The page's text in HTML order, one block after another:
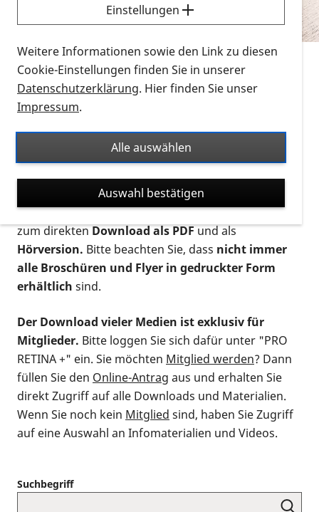
suchen und dieses bestellen bzw. herunterladen
können? Schauen Sie sich dieErklärvideos zum
Thema Infomaterial auf der PRO RETINA-Website
für blinde und sehbehinderte Menschen an.
Auf dieser Seite finden Sie sämtliches Infomaterial
Ort. Nutzen Sie den Formatfilter, um ausschließlich
nach Flyern und Broschüren, Audios oder Videos zu
suchen. Die meisten Flyer und Broschüren werden in
verschiedenen Formaten angeboten: zur
postalischen Bestellung als gedruckte Variante
zum direktenDownload als PDFund als
Hörversion. Bitte beachten Sie, dass nicht immer
alle Broschüren und Flyer in gedruckter Form
erhältlich sind.
Der Download vieler Medien ist exklusiv für
Mitglieder. Bitte loggen Sie sich dafür unter "PRO
RETINA +" ein. Sie möchten Mitglied werden? Dann
füllen Sie den Online-Antrag aus und erhalten Sie
direkt Zugriff auf alle Downloads und Materialien.
Wenn Sie noch kein Mitglied sind, haben Sie Zugriff
auf eine Auswahl an Infomaterialien und Videos.
Suchbegriff
Einstellungen
Weitere Informationen sowie den Link zu diesen
Cookie-Einstellungen finden Sie in unserer
Datenschutzerklärung. Hier finden Sie unser
Impressum.
Alle auswählen
Auswahl bestätigen